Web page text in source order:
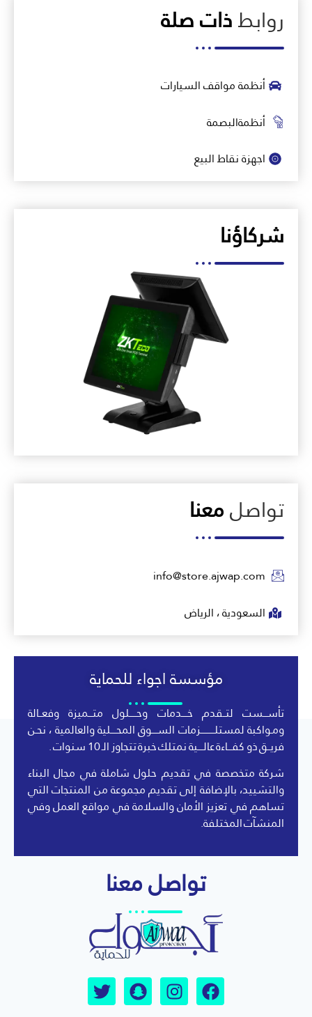
روابطذات صلة
أنظمة مواقف السيارات
أنظمةالبصمة
اجهزة نقاط البيع
شركاؤنا
تواصلمعنا
info@store.ajwap.com
السعودية ، الرياض
مؤسسة اجواء للحماية
تأســـست لتــقدم خــــدمات وحـــــلول متـــميزة وفعــالة
ومـواكبة لمستلــــــــــزمات الســــوق المحــــلية والعالمية ، نحـن
فريــق ذو كفـــاءة عالــــية نمتلك خبرة تتجاوز الـ 10 سنوات .
شركة متخصصة في تقديم حلول شاملة في مجال البناء
والتشييد، بالإضافة إلى تقديم مجموعة من المنتجات التي
تساهم في تعزيز الأمان والسلامة في مواقع العمل وفي
المنشآت المختلفة.
تواصل معنا